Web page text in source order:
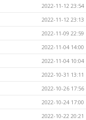
2022-11-12 23:54
2022-11-12 23:13
2022-11-09 22:59
2022-11-04 14:00
2022-11-04 10:04
2022-10-31 13:11
2022-10-26 17:56
2022-10-24 17:00
2022-10-22 20:21